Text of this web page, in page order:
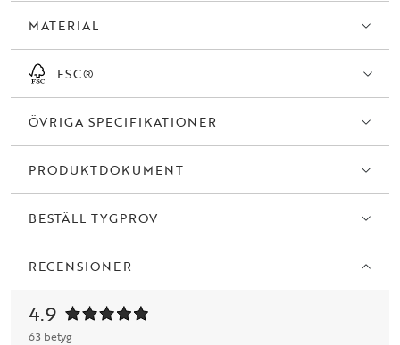
MATERIAL
FSC®
ÖVRIGA SPECIFIKATIONER
PRODUKTDOKUMENT
BESTÄLL TYGPROV
RECENSIONER
4.9
63 betyg